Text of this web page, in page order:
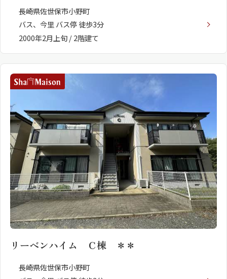
らくらくプラチナ
長崎県佐世保市小野町
バス、今里 バス停 徒歩3分
2000年2月上旬 / 2階建て
リーベンハイム Ｃ棟 ＊＊
長崎県佐世保市小野町